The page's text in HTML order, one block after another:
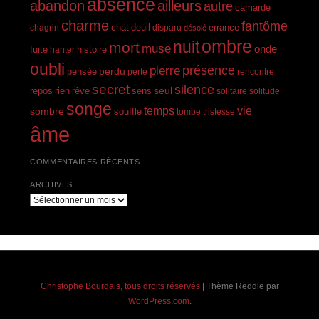
abandon absence ailleursautre camarde
chagrin charme chat deuil disparu désolé errance fantôme
fuite hanter histoire mort muse nuitombre onde
oubli pensée perdu perte pierre présence rencontre
repos rien rêve secret sens seul silence solitaire solitude
sombre songe souffle temps tombe tristesse vie
âme
COMMENTAIRES RÉCENTS
ARCHIVES
Archives
Christophe Bourdais, tous droits réservés
Thème Reddle par
WordPress.com.